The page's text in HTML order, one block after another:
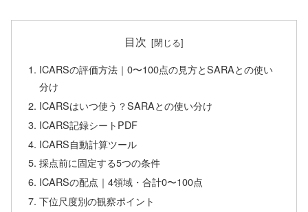
目次
ICARSの評価方法｜0〜100点の見方とSARAとの使い
分け
ICARSはいつ使う？SARAとの使い分け
ICARS記録シートPDF
ICARS自動計算ツール
採点前に固定する5つの条件
ICARSの配点｜4領域・合計0〜100点
下位尺度別の観察ポイント